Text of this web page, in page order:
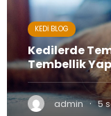
KEDI BLOG
Kedilerde
Tembellik
admin · 5